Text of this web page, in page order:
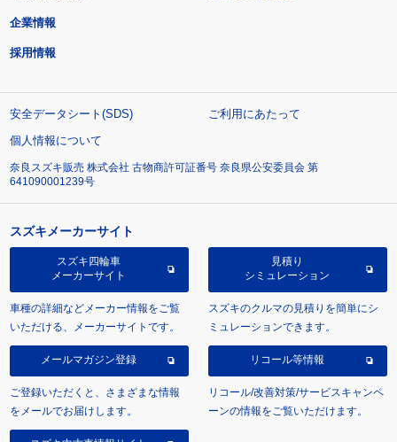
企業情報
採用情報
安全データシート(SDS)
ご利用にあたって
個人情報について
奈良スズキ販売 株式会社 古物商許可証番号 奈良県公安委員会 第
641090001239号
スズキメーカーサイト
スズキ四輪車
メーカーサイト
車種の詳細などメーカー情報をご覧
いただける、メーカーサイトです。
見積り
シミュレーション
スズキのクルマの見積りを簡単にシ
ミュレーションできます。
メールマガジン登録
ご登録いただくと、さまざまな情報
をメールでお届けします。
リコール等情報
リコール/改善対策/サービスキャンペ
ーンの情報をご覧いただけます。